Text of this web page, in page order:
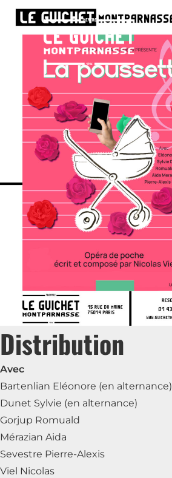
Distribution
Avec
Bartenlian Eléonore (en alternance)
Dunet Sylvie (en alternance)
Gorjup Romuald
Mérazian Aida
Sevestre Pierre-Alexis
Viel Nicolas